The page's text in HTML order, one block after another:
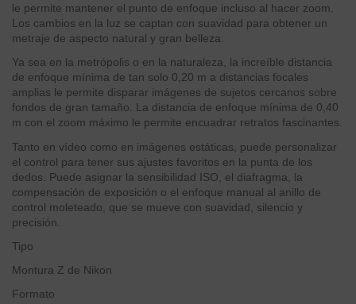
le permite mantener el punto de enfoque incluso al hacer zoom.
Los cambios en la luz se captan con suavidad para obtener un
metraje de aspecto natural y gran belleza.
Ya sea en la metrópolis o en la naturaleza, la increíble distancia
de enfoque mínima de tan solo 0,20 m a distancias focales
amplias le permite disparar imágenes de sujetos cercanos sobre
fondos de gran tamaño. La distancia de enfoque mínima de 0,40
m con el zoom máximo le permite encuadrar retratos fascinantes.
Tanto en vídeo como en imágenes estáticas, puede personalizar
el control para tener sus ajustes favoritos en la punta de los
dedos. Puede asignar la sensibilidad ISO, el diafragma, la
compensación de exposición o el enfoque manual al anillo de
control moleteado, que se mueve con suavidad, silencio y
precisión.
Tipo
Montura Z de Nikon
Formato